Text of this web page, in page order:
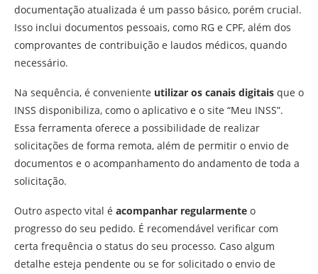
documentação atualizada é um passo básico, porém crucial.
Isso inclui documentos pessoais, como RG e CPF, além dos
comprovantes de contribuição e laudos médicos, quando
necessário.
Na sequência, é conveniente utilizar os canais digitais que o
INSS disponibiliza, como o aplicativo e o site “Meu INSS”.
Essa ferramenta oferece a possibilidade de realizar
solicitações de forma remota, além de permitir o envio de
documentos e o acompanhamento do andamento de toda a
solicitação.
Outro aspecto vital é acompanhar regularmente o
progresso do seu pedido. É recomendável verificar com
certa frequência o status do seu processo. Caso algum
detalhe esteja pendente ou se for solicitado o envio de